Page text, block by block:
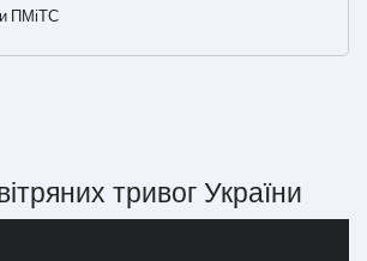
ПМіТС
тривог України